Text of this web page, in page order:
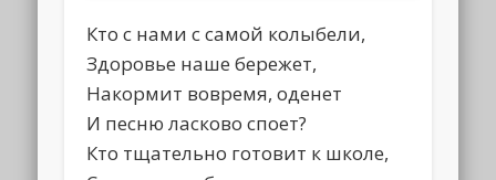
Кто с нами с самой колыбели,
Здоровье наше бережет,
Накормит вовремя, оденет
И песню ласково споет?
Кто тщательно готовит к школе,